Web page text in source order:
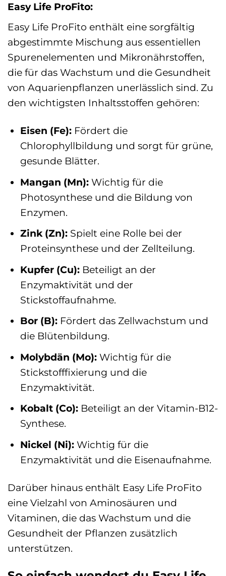
Easy Life ProFito:
Easy Life ProFito enthält eine sorgfältig
abgestimmte Mischung aus essentiellen
Spurenelementen und Mikronährstoffen,
die für das Wachstum und die Gesundheit
von Aquarienpflanzen unerlässlich sind. Zu
den wichtigsten Inhaltsstoffen gehören:
Eisen (Fe):Fördert die
Chlorophyllbildung und sorgt für grüne,
gesunde Blätter.
Mangan (Mn):Wichtig für die
Photosynthese und die Bildung von
Enzymen.
Zink (Zn):Spielt eine Rolle bei der
Proteinsynthese und der Zellteilung.
Kupfer (Cu):Beteiligt an der
Enzymaktivität und der
Stickstoffaufnahme.
Bor (B):Fördert das Zellwachstum und
die Blütenbildung.
Molybdän (Mo):Wichtig für die
Stickstofffixierung und die
Enzymaktivität.
Kobalt (Co):Beteiligt an der Vitamin-B12-
Synthese.
Nickel (Ni):Wichtig für die
Enzymaktivität und die Eisenaufnahme.
Darüber hinaus enthält Easy Life ProFito
eine Vielzahl von Aminosäuren und
Vitaminen, die das Wachstum und die
Gesundheit der Pflanzen zusätzlich
unterstützen.